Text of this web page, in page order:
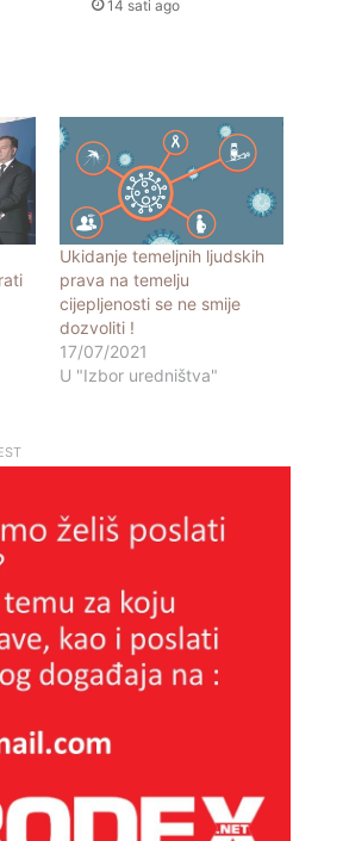
14 sati ago
Ukidanje temeljnih ljudskih
prava na temelju
cijepljenosti se ne smije
dozvoliti !
17/07/2021
U "Izbor uredništva"
KULTURA POSTANE
Kako je Možemo! u
upropastio sjajan projekt